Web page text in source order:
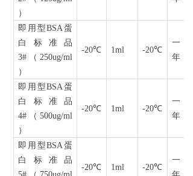
）
即用型BSA蛋
白标准品
3# （ 250ug/ml
）
-20℃ 1ml -20℃
一
年
即用型BSA蛋
白标准品
4# （ 500ug/ml
）
-20℃ 1ml -20℃
一
年
即用型BSA蛋
白标准品
-20℃ 1ml -20℃
一